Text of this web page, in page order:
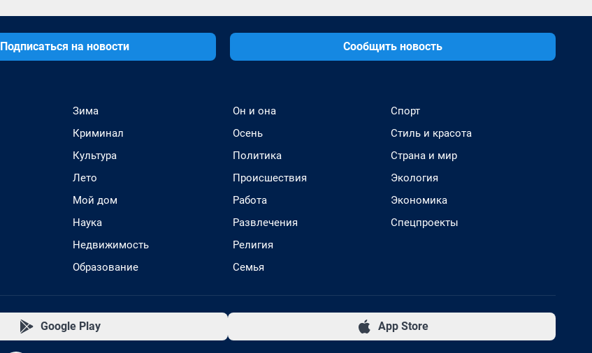
Подписаться на новости Сообщить новость
Зима
Криминал
Культура
Лето
Мой дом
Наука
Недвижимость
Образование
Он и она
Осень
Политика
Происшествия
Работа
Развлечения
Религия
Семья
Спорт
Стиль и красота
Страна и мир
Экология
Экономика
Спецпроекты
Google Play App Store